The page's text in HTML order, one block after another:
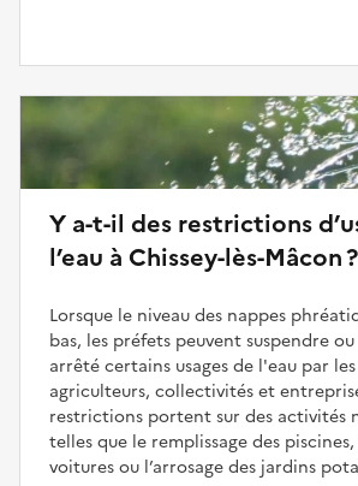
Y a-t-il des restrictions
l’eau à Chissey-lès-Mâcon ?
Lorsque le niveau des nappes
bas, les préfets peuvent suspendre
arrêté certains usages de l'eau par
agriculteurs, collectivités et
restrictions portent sur des activités
telles que le remplissage des
voitures ou l’arrosage des jardins